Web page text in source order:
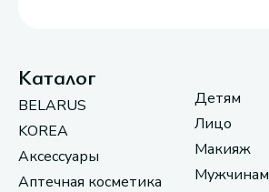
Каталог
BELARUS
KOREA
Аксессуары
Аптечная косметика
Детям
Лицо
Макияж
Мужчинам